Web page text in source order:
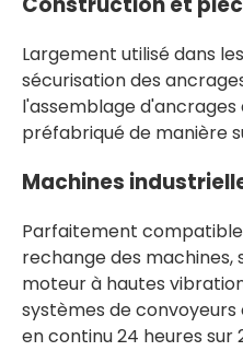
Largement utilisé dans
sécurisation des
l'assemblage
préfabriqué de manière
Machines
Parfaitement
rechange des
moteur à hautes
systèmes de
en continu 24 heures sur